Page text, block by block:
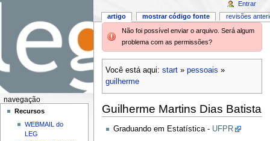
Não foi possível enviar o arquivo. Será algum
problema com as permissões?
Você está aqui: start» pessoais »
guilherme
Guilherme Martins Dias Batista
Graduando em Estatística - UFPR
artigo mostrar código fonte revisões
Entrar
navegação
Recursos
WEBMAIL do
LEG